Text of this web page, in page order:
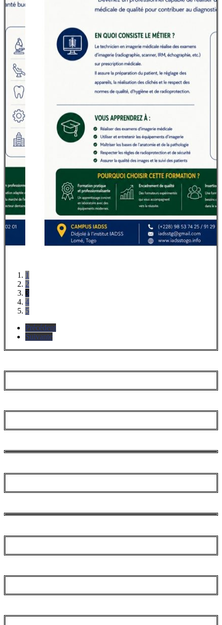
1
2
3
4
5
Précédent
Suivante